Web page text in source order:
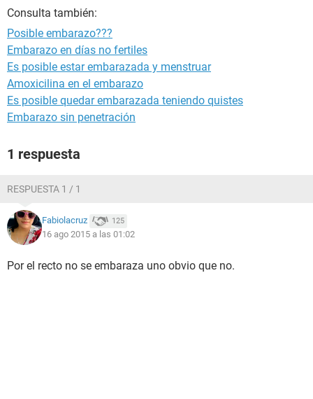
Consulta también:
Posible embarazo???
Embarazo en días no fertiles
Es posible estar embarazada y menstruar
Amoxicilina en el embarazo
Es posible quedar embarazada teniendo quistes
Embarazo sin penetración
1 respuesta
RESPUESTA 1 / 1
Fabiolacruz 125
16 ago 2015 a las 01:02
Por el recto no se embaraza uno obvio que no.